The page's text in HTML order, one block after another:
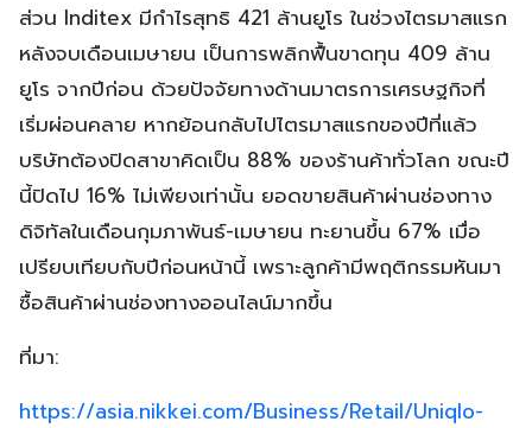
ส่วน Inditex มีกำไรสุทธิ 421 ล้านยูโร ในช่วงไตรมาสแรก
หลังจบเดือนเมษายน เป็นการพลิกฟื้นขาดทุน 409 ล้าน
ยูโร จากปีก่อน ด้วยปัจจัยทางด้านมาตรการเศรษฐกิจที่
เริ่มผ่อนคลาย หากย้อนกลับไปไตรมาสแรกของปีที่แล้ว
บริษัทต้องปิดสาขาคิดเป็น 88% ของร้านค้าทั่วโลก ขณะปี
นี้ปิดไป 16% ไม่เพียงเท่านั้น ยอดขายสินค้าผ่านช่องทาง
ดิจิทัลในเดือนกุมภาพันธ์-เมษายน ทะยานขึ้น 67% เมื่อ
เปรียบเทียบกับปีก่อนหน้านี้ เพราะลูกค้ามีพฤติกรรมหันมา
ซื้อสินค้าผ่านช่องทางออนไลน์มากขึ้น
ที่มา:
https://asia.nikkei.com/Business/Retail/Uniqlo-